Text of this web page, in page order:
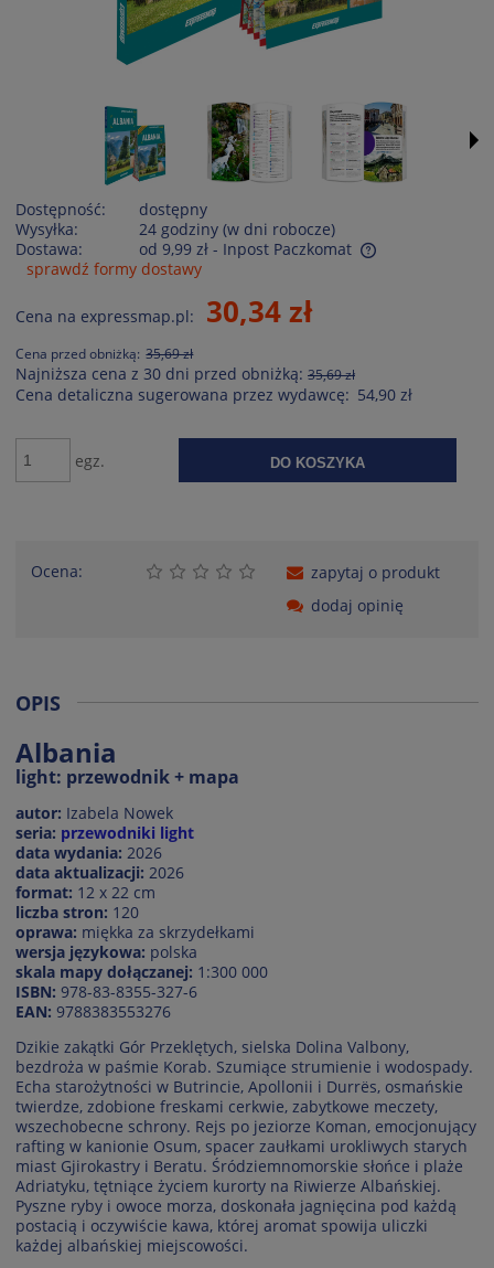
Dostępność:
dostępny
Wysyłka:
24 godziny (w dni robocze)
Dostawa:
od 9,99 zł - Inpost Paczkomat
Cena nie zawiera ewentualnych kosztów płatności
sprawdź formy dostawy
Cena na expressmap.pl: 30,34 zł
Cena przed obniżką: 35,69 zł
Najniższa cena z 30 dni przed obniżką: 35,69 zł
Cena detaliczna sugerowana przez wydawcę: 54,90 zł
egz. DO KOSZYKA
Ocena:
zapytaj o produkt
dodaj opinię
OPIS
Albania
light: przewodnik + mapa
autor: Izabela Nowek
seria: przewodniki light
data wydania: 2026
data aktualizacji: 2026
format: 12 x 22 cm
liczba stron: 120
oprawa: miękka za skrzydełkami
wersja językowa: polska
skala mapy dołączanej: 1:300 000
ISBN: 978-83-8355-327-6
EAN: 9788383553276
Dzikie zakątki Gór Przeklętych, sielska Dolina Valbony,
bezdroża w paśmie Korab. Szumiące strumienie i wodospady.
Echa starożytności w Butrincie, Apollonii i Durrës, osmańskie
twierdze, zdobione freskami cerkwie, zabytkowe meczety,
wszechobecne schrony. Rejs po jeziorze Koman, emocjonujący
rafting w kanionie Osum, spacer zaułkami urokliwych starych
miast Gjirokastry i Beratu. Śródziemnomorskie słońce i plaże
Adriatyku, tętniące życiem kurorty na Riwierze Albańskiej.
Pyszne ryby i owoce morza, doskonała jagnięcina pod każdą
postacią i oczywiście kawa, której aromat spowija uliczki
każdej albańskiej miejscowości.